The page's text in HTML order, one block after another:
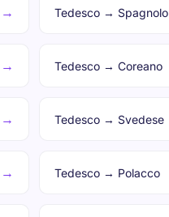
→ Tedesco → Spagnolo
→ Tedesco → Coreano
→ Tedesco → Svedese
→ Tedesco → Polacco